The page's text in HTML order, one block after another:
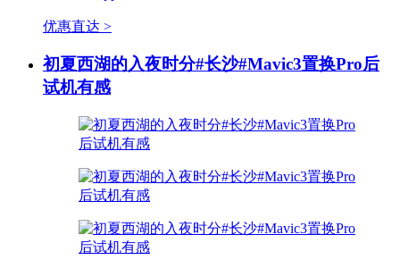
优惠直达 >
初夏西湖的入夜时分#长沙#Mavic3置换Pro后
试机有感